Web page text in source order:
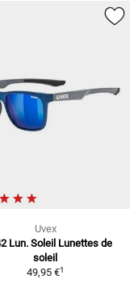
Uvex
Lun. Soleil Lunettes de
soleil
49,95 €1